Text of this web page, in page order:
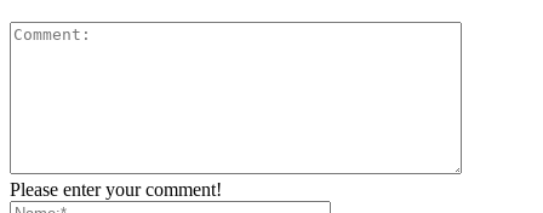
Please enter your comment!